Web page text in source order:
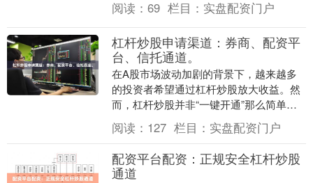
案。通过合理的杠杆....
阅读： 69 栏目： 实盘配资门户
杠杆炒股申请渠道：券商、配资平
台、信托通道。
在A股市场波动加剧的背景下，越来越多
的投资者希望通过杠杆炒股放大收益。然
而，杠杆炒股并非“一键开通”那么简单，
不同的申请渠道对应着不同的门槛、成本
和风险。本文将....
阅读： 127 栏目： 实盘配资门户
配资平台配资：正规安全杠杆炒股
通道